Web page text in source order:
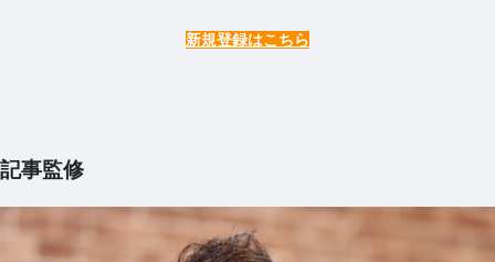
新規登録はこちら
記事監修